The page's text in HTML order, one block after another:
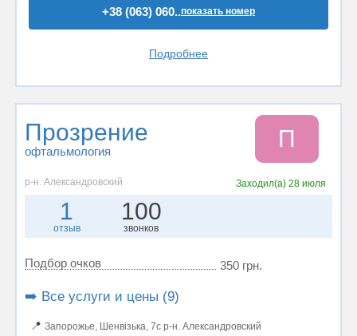
+38 (063) 060..показать номер
Подробнее
Прозрение
офтальмология П
р-н. Александровский Заходил(а)28 июля
1
отзыв
100
звонков
Подбор очков 350 грн.
➡️ Все услуги и цены (9)
📍 Запорожье, Шенвізька, 7с р-н. Александровский